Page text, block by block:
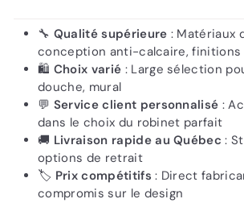
🔧 Qualité supérieure : Matériaux
conception anti-calcaire,
🛍️ Choix varié : Large sélection
douche, mural
💬 Service client personnalisé :
dans le choix du robinet parfait
🚚 Livraison rapide au Québec :
options de retrait
🏷️ Prix compétitifs : Direct
compromis sur le design